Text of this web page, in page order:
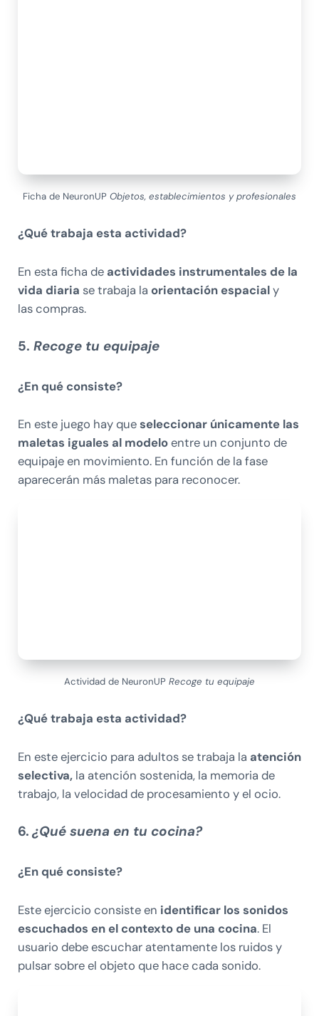
Ficha de NeuronUP Objetos, establecimientos y profesionales
¿Qué trabaja esta actividad?
En esta ficha de actividades instrumentales de la
vida diaria se trabaja la orientación espacialy
las compras.
5. Recoge tu equipaje
¿En qué consiste?
En este juego hay queseleccionar únicamente las
maletas iguales al modeloentre un conjunto de
equipaje en movimiento. En función de la fase
aparecerán más maletas para reconocer.
Actividad de NeuronUP Recoge tu equipaje
¿Qué trabaja esta actividad?
En este ejercicio para adultos se trabaja la atención
selectiva, la atención sostenida, la memoria de
trabajo, la velocidad de procesamiento y el ocio.
6. ¿Qué suena en tu cocina?
¿En qué consiste?
Este ejercicio consiste en identificar los sonidos
escuchados en el contexto de una cocina. El
usuario debe escuchar atentamente los ruidos y
pulsar sobre el objeto que hace cada sonido.